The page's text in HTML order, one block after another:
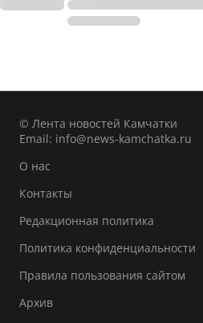
© Лента новостей Камчатки
Email: info@news-kamchatka.ru
О нас
Контакты
Редакционная политика
Политика конфиденциальности
Правила пользования сайтом
Архив